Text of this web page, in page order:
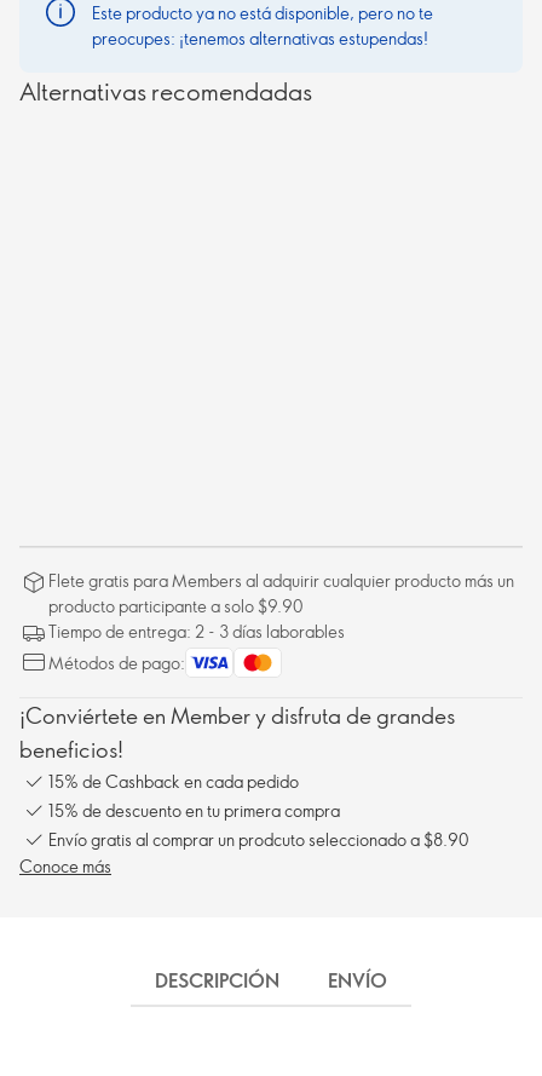
Este producto ya no está disponible, pero no te
preocupes: ¡tenemos alternativas estupendas!
Alternativas recomendadas
Flete gratis para Members al adquirir cualquier producto más un
producto participante a solo $9.90
Tiempo de entrega: 2 - 3 días laborables
Métodos de pago:
¡Conviértete en Member y disfruta de grandes
beneficios!
15% de Cashback en cada pedido
15% de descuento en tu primera compra
Envío gratis al comprar un prodcuto seleccionado a $8.90
Conoce más
DESCRIPCIÓN ENVÍO